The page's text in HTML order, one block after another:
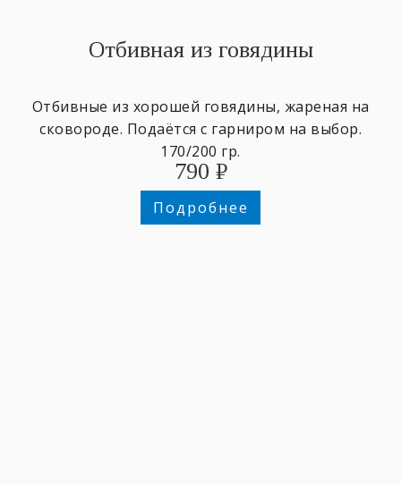
Отбивная из говядины
Отбивные из хорошей говядины, жареная на
сковороде. Подаётся с гарниром на выбор.
170/200 гр.
790 ₽
Подробнее